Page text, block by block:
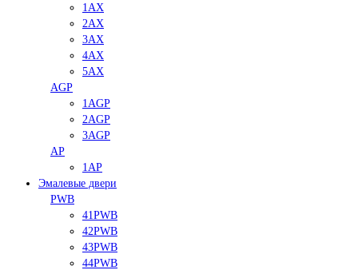
1AX
2AX
3AX
4AX
5AX
AGP
1AGP
2AGP
3AGP
AP
1AP
Эмалевые двери
PWB
41PWB
42PWB
43PWB
44PWB